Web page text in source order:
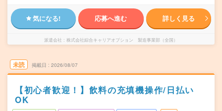
気になる! 応募へ進む 詳しく見る
派遣会社 株式会社綜合キャリアオプション 製造事業部（全国）
未読 掲載日 2026/08/07
【初心者歓迎！】飲料の充填機操作/日払い
OK